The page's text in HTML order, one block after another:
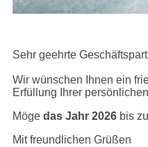
Sehr geehrte
Wir wünschen Ihnen ein
Erfüllung Ihrer
Möge das Jahr 2026 bis
Mit freundlichen Grüßen